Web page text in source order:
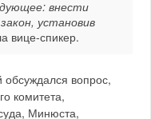
внести
установив
вице-спикер.
обсуждался вопрос,
комитета,
Минюста,